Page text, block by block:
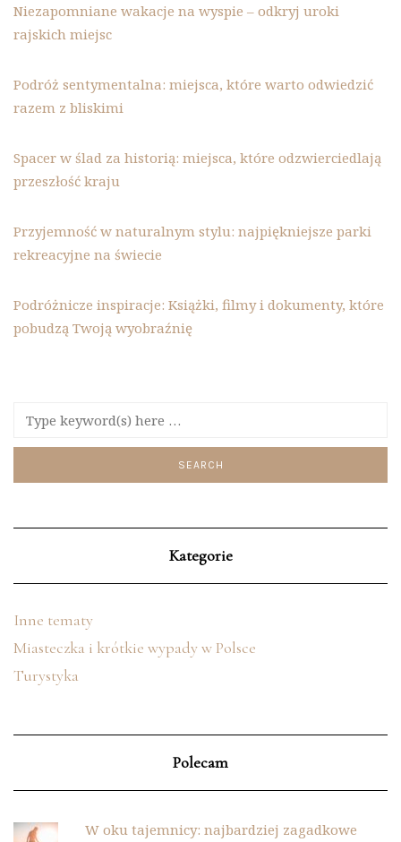
Niezapomniane wakacje na wyspie – odkryj uroki
rajskich miejsc
Podróż sentymentalna: miejsca, które warto odwiedzić
razem z bliskimi
Spacer w ślad za historią: miejsca, które odzwierciedlają
przeszłość kraju
Przyjemność w naturalnym stylu: najpiękniejsze parki
rekreacyjne na świecie
Podróżnicze inspiracje: Książki, filmy i dokumenty, które
pobudzą Twoją wyobraźnię
Kategorie
Inne tematy
Miasteczka i krótkie wypady w Polsce
Turystyka
Polecam
W oku tajemnicy: najbardziej zagadkowe